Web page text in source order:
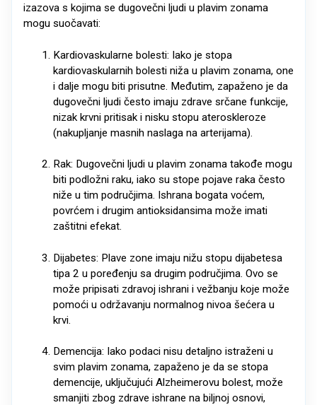
izazova s kojima se dugovečni ljudi u plavim zonama
mogu suočavati:
Kardiovaskularne bolesti: Iako je stopa
kardiovaskularnih bolesti niža u plavim zonama, one
i dalje mogu biti prisutne. Međutim, zapaženo je da
dugovečni ljudi često imaju zdrave srčane funkcije,
nizak krvni pritisak i nisku stopu ateroskleroze
(nakupljanje masnih naslaga na arterijama).
Rak: Dugovečni ljudi u plavim zonama takođe mogu
biti podložni raku, iako su stope pojave raka često
niže u tim područjima. Ishrana bogata voćem,
povrćem i drugim antioksidansima može imati
zaštitni efekat.
Dijabetes: Plave zone imaju nižu stopu dijabetesa
tipa 2 u poređenju sa drugim područjima. Ovo se
može pripisati zdravoj ishrani i vežbanju koje može
pomoći u održavanju normalnog nivoa šećera u
krvi.
Demencija: Iako podaci nisu detaljno istraženi u
svim plavim zonama, zapaženo je da se stopa
demencije, uključujući Alzheimerovu bolest, može
smanjiti zbog zdrave ishrane na biljnoj osnovi,